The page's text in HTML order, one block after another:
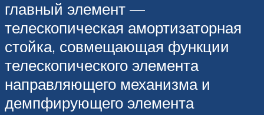
главный элемент —
телескопическая амортизаторная
стойка, совмещающая функции
телескопического элемента
направляющего механизма и
демпфирующего элемента